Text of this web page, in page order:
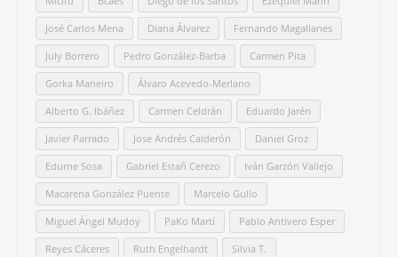
José Carlos Mena Diana Álvarez Fernando Magallanes
July Borrero Pedro González-Barba Carmen Pita
Gorka Maneiro Álvaro Acevedo-Merlano
Alberto G. Ibáñez Carmen Celdrán Eduardo Jarén
Javier Parrado Jose Andrés Calderón Daniel Groz
Edurne Sosa Gabriel Estañ Cerezo Iván Garzón Vallejo
Macarena González Puente Marcelo Gullo
Miguel Ángel Mudoy PaKo Martí Pablo Antivero Esper
Reyes Cáceres Ruth Engelhardt Silvia T.